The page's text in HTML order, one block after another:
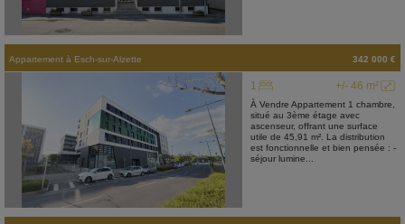
Appartement à Esch-sur-Alzette 342 000 €
+/- 46 m²
1
À Vendre Appartement 1 chambre,
situé au 3ème étage avec
ascenseur, offrant une surface
utile de 45,91 m². La distribution
est fonctionnelle et bien pensée : -
séjour lumine...